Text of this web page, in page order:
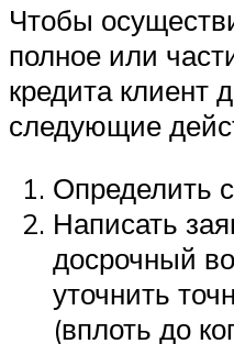
Чтобы
полное или
кредита клиент
следующие
Определить
Написать
досрочный
уточнить
(вплоть до